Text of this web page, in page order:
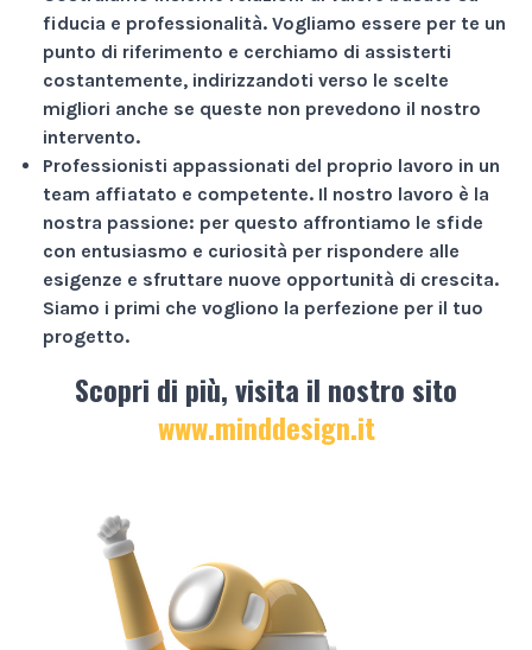
fiducia e professionalità. Vogliamo essere per te un
punto di riferimento e cerchiamo di assisterti
costantemente, indirizzandoti verso le scelte
migliori anche se queste non prevedono il nostro
intervento.
Professionisti appassionati del proprio lavoro in un
team affiatato e competente. Il nostro lavoro è la
nostra passione: per questo affrontiamo le sfide
con entusiasmo e curiosità per rispondere alle
esigenze e sfruttare nuove opportunità di crescita.
Siamo i primi che vogliono la perfezione per il tuo
progetto.
Scopri di più, visita il nostro sito
www.minddesign.it